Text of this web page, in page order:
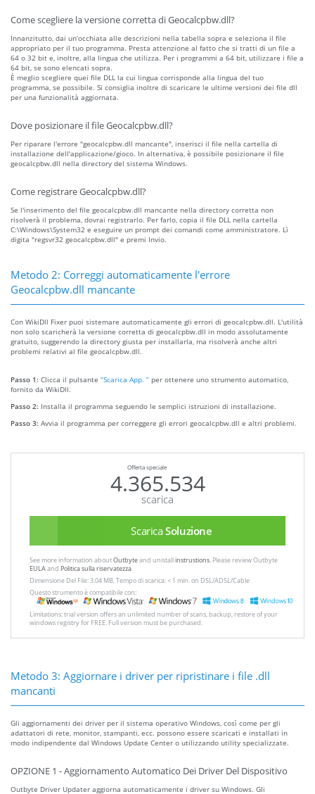
Come scegliere la versione corretta di Geocalcpbw.dll?
Innanzitutto, dai un’occhiata alle descrizioni nella tabella sopra e seleziona il file
appropriato per il tuo programma. Presta attenzione al fatto che si tratti di un file a
64 o 32 bit e, inoltre, alla lingua che utilizza. Per i programmi a 64 bit, utilizzare i file a
64 bit, se sono elencati sopra.
È meglio scegliere quei file DLL la cui lingua corrisponde alla lingua del tuo
programma, se possibile. Si consiglia inoltre di scaricare le ultime versioni dei file dll
per una funzionalità aggiornata.
Dove posizionare il file Geocalcpbw.dll?
Per riparare l'errore "geocalcpbw.dll mancante", inserisci il file nella cartella di
installazione dell'applicazione/gioco. In alternativa, è possibile posizionare il file
geocalcpbw.dll nella directory del sistema Windows.
Come registrare Geocalcpbw.dll?
Se l'inserimento del file geocalcpbw.dll mancante nella directory corretta non
risolverà il problema, dovrai registrarlo. Per farlo, copia il file DLL nella cartella
C:\Windows\System32 e eseguire un prompt dei comandi come amministratore. Lì
digita "regsvr32 geocalcpbw.dll" e premi Invio.
Metodo 2: Correggi automaticamente l'errore
Geocalcpbw.dll mancante
Con WikiDll Fixer puoi sistemare automaticamente gli errori di geocalcpbw.dll. L'utilità
non solo scaricherà la versione corretta di geocalcpbw.dll in modo assolutamente
gratuito, suggerendo la directory giusta per installarla, ma risolverà anche altri
problemi relativi al file geocalcpbw.dll.
Passo 1: Clicca il pulsante “Scarica App. ” per ottenere uno strumento automatico,
fornito da WikiDll.
Passo 2: Installa il programma seguendo le semplici istruzioni di installazione.
Passo 3: Avvia il programma per correggere gli errori geocalcpbw.dll e altri problemi.
Offerta speciale
4.365.534
scarica
ScaricaSoluzione
See more information aboutOutbyteand unistallinstrustions. Please review Outbyte
EULAand Politica sulla riservatezza
Dimensione Del File: 3.04 MB, Tempo di scarica: < 1 min. on DSL/ADSL/Cable
Questo strumento è compatibile con:
Limitations: trial version offers an unlimited number of scans, backup, restore of your
windows registry for FREE. Full version must be purchased.
Metodo 3: Aggiornare i driver per ripristinare i file .dll
mancanti
Gli aggiornamenti dei driver per il sistema operativo Windows, così come per gli
adattatori di rete, monitor, stampanti, ecc. possono essere scaricati e installati in
modo indipendente dal Windows Update Center o utilizzando utility specializzate.
OPZIONE 1 - Aggiornamento Automatico Dei Driver Del Dispositivo
Outbyte Driver Updater aggiorna automaticamente i driver su Windows. Gli